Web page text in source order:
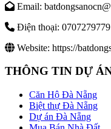
Email:
Điện thoại:
Website: https://
THÔNG TIN DỰ
Căn Hộ Đà Nẵng
Biệt thự Đà Nẵng
Dự án Đà Nẵng